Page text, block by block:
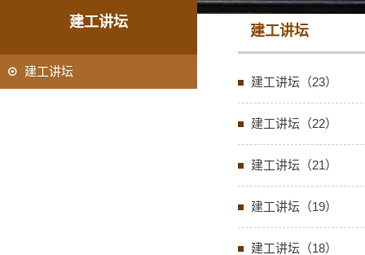
建工讲坛
建工讲坛
建工讲坛
建工讲坛（23）
建工讲坛（22）
建工讲坛（21）
建工讲坛（19）
建工讲坛（18）